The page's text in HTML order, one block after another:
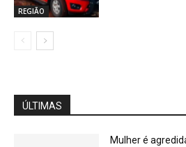
REGIÃO
ÚLTIMAS
Mulher é